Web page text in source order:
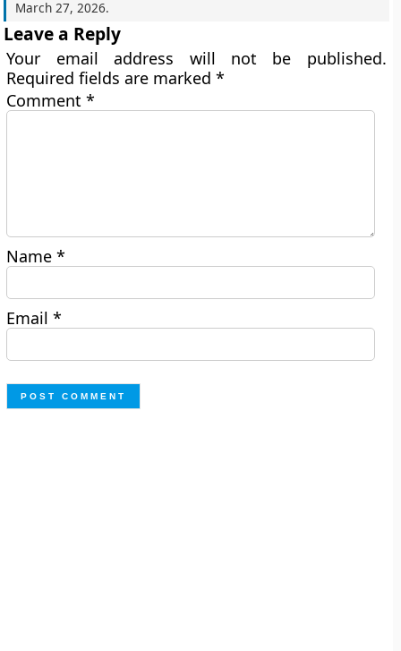
March 27, 2026.
Leave a Reply
Your email address will not be published.
Required fields are marked*
Comment*
Name*
Email*